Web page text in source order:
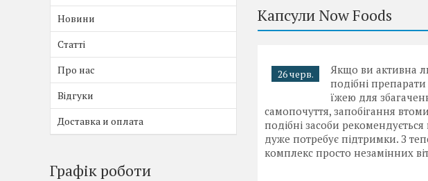
Капсули Now Foods
26 черв.
Якщо ви активна
подібні препарати
їжею для
самопочуття, запобігання
подібні засоби
дуже потребує підтримки. З
комплекс просто незамінних
Новини
Статті
Про нас
Відгуки
Доставка и оплата
Графік роботи